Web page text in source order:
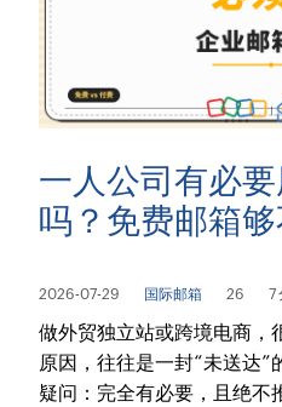
一人公司有必
吗？免费邮箱够
2026-07-29 国际邮箱 26 7
做外贸独立站或跨境电商，
原因，往往是一封“未送达”
疑问：完全有必要，且绝不